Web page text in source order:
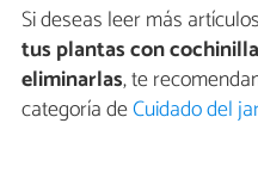
Si deseas leer más
tus plantas con
eliminarlas, te
categoría deCuidado del